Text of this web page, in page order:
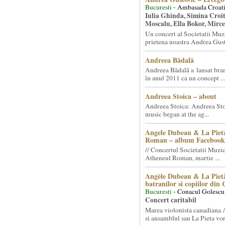
Bucuresti- Ambasada
Iulia Ghinda, Simina
Moscalu, Ella Bokor,
Un concert al Societatii
prietena noastra Andrea
Andreea Bădală
Andreea Bădală a lansat
în anul 2011 ca un concept ...
Andreea Stoica – about
Andreea Stoica: Andreea
music began at the ag...
Angele Dubeau & La
Roman – album Facebook
// Concertul Societatii
Atheneul Roman, martie ...
Angèle Dubeau & La
batranilor si copiilor din
Bucuresti- Conacul
Concert caritabil
Marea violonista canadiana
si ansamblul sau La Pieta